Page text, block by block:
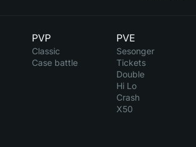
PVP
Classic
Case battle
PVE
Sesonger
Tickets
Double
Hi Lo
Crash
X50